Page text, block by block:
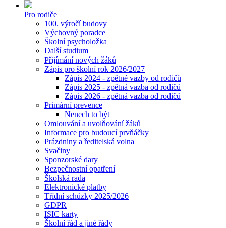
Pro rodiče
100. výročí budovy
Výchovný poradce
Školní psycholožka
Další studium
Přijímání nových žáků
Zápis pro školní rok 2026/2027
Zápis 2024 - zpětné vazby od rodičů
Zápis 2025 - zpětná vazba od rodičů
Zápis 2026 - zpětná vazba od rodičů
Primární prevence
Nenech to být
Omlouvání a uvolňování žáků
Informace pro budoucí prvňáčky
Prázdniny a ředitelská volna
Svačiny
Sponzorské dary
Bezpečnostní opatření
Školská rada
Elektronické platby
Třídní schůzky 2025/2026
GDPR
ISIC karty
Školní řád a jiné řády